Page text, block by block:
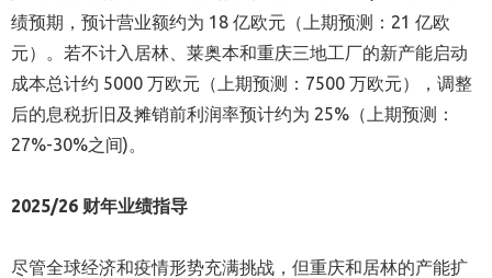
绩预期，预计营业额约为 18 亿欧元（上期预测：21 亿欧
元）。若不计入居林、莱奥本和重庆三地工厂的新产能启动
成本总计约 5000 万欧元（上期预测：7500 万欧元），调整
后的息税折旧及摊销前利润率预计约为 25%（上期预测：
27%-30%之间)。
2025/26 财年业绩指导
尽管全球经济和疫情形势充满挑战，但重庆和居林的产能扩